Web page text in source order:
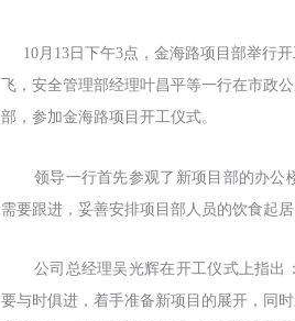
10月13日下午3点， 金海路项目部举行
飞，安全管理部经理叶昌平等一行在市政
部，参加金海路项目开工仪式。
领导一行首先参观了新项目部的办公
需要跟进，妥善安排项目部人员的饮食起
公司总经理吴光辉在开工仪式上指出
要与时俱进，着手准备新项目的展开，同